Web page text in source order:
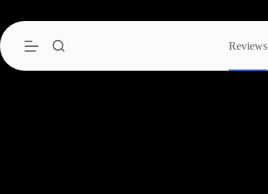
περιεχόμενο
Reviews